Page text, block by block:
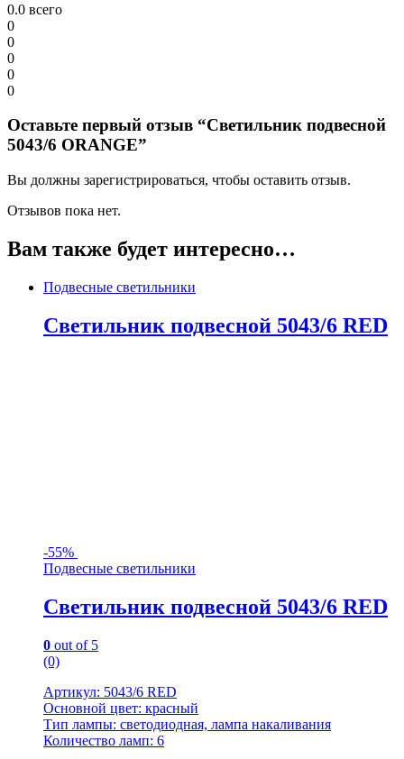
0.0 всего
0
0
0
0
0
Оставьте первый отзыв “Светильник подвесной
5043/6 ORANGE”
Вы должны зарегистрироваться, чтобы оставить отзыв.
Отзывов пока нет.
Вам также будет интересно…
Подвесные светильники
Светильник подвесной 5043/6 RED
-55%
Подвесные светильники
Светильник подвесной 5043/6 RED
0 out of 5
(0)
Артикул: 5043/6 RED
Основной цвет: красный
Тип лампы: светодиодная, лампа накаливания
Количество ламп: 6